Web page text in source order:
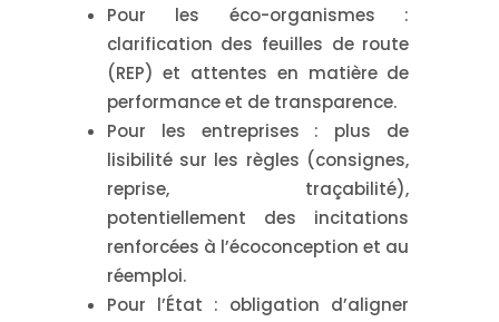
Pour les éco-organismes :
clarification des feuilles de route
(REP) et attentes en matière de
performance et de transparence.
Pour les entreprises : plus de
lisibilité sur les règles (consignes,
reprise, traçabilité),
potentiellement des incitations
renforcées à l’écoconception et au
réemploi.
Pour l’État : obligation d’aligner